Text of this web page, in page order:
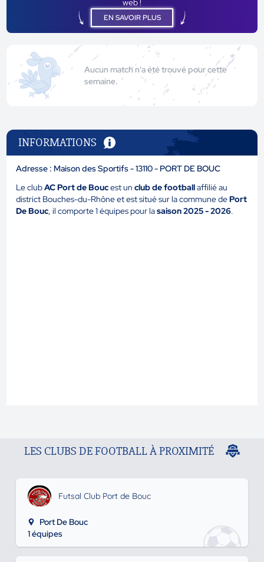
web !
EN SAVOIR PLUS
Aucun match n'a été trouvé pour cette
semaine.
INFORMATIONS
Adresse : Maison des Sportifs - 13110 - PORT DE BOUC
Le clubAC Port de Boucest unclub de footballaffilié au
district Bouches-du-Rhône et est situé sur la commune dePort
De Bouc, il comporte 1 équipes pour lasaison 2025 - 2026.
LES CLUBS DE FOOTBALL À PROXIMITÉ
Futsal Club Port de Bouc
Port De Bouc
1 équipes